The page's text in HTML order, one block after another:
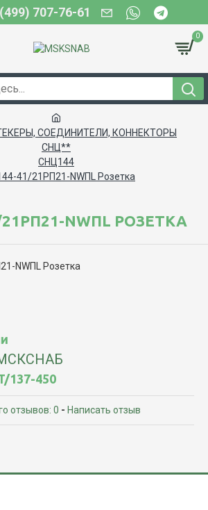
707-76-61
0
СОЕДИНИТЕЛИ, КОННЕКТОРЫ
СНЦ**
СНЦ144
41/21РП21-NWПL Розетка
NWПL РОЗЕТКА
137-450
отзывов: 0 - Написать отзыв